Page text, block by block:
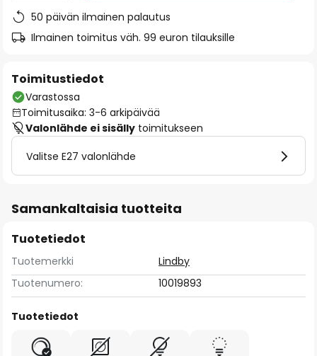
50 päivän ilmainen palautus
Ilmainen toimitus väh. 99 euron tilauksille
Toimitustiedot
Varastossa
Toimitusaika: 3-6 arkipäivää
Valonlähde ei sisälly toimitukseen
Valitse E27 valonlähde
Samankaltaisia tuotteita
Tuotetiedot
Tuotemerkki
Lindby
Tuotenumero:
10019893
Tuotetiedot